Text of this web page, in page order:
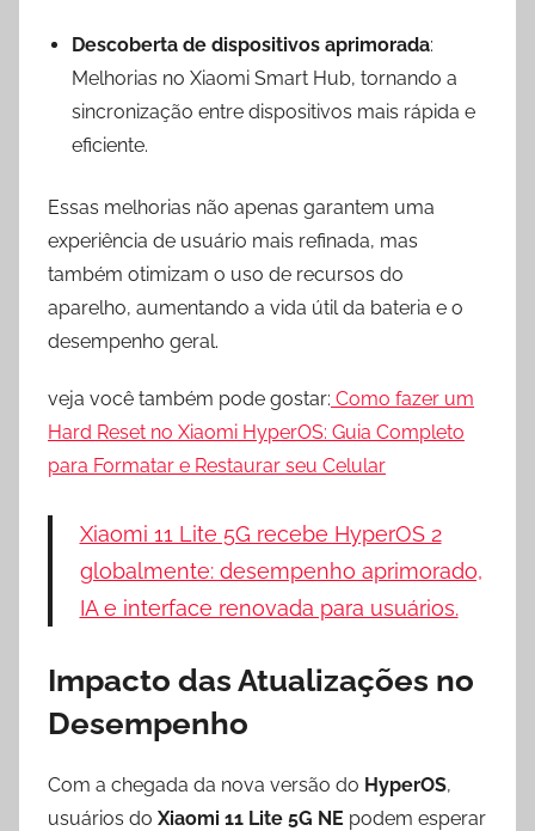
Descoberta de dispositivos aprimorada:
Melhorias no Xiaomi Smart Hub, tornando a
sincronização entre dispositivos mais rápida e
eficiente.
Essas melhorias não apenas garantem uma
experiência de usuário mais refinada, mas
também otimizam o uso de recursos do
aparelho, aumentando a vida útil da bateria e o
desempenho geral.
veja você também pode gostar: Como fazer um
Hard Reset no Xiaomi HyperOS: Guia Completo
para Formatar e Restaurar seu Celular
Xiaomi 11 Lite 5G recebe HyperOS 2
globalmente: desempenho aprimorado,
IA e interface renovada para usuários.
Impacto das Atualizações no
Desempenho
Com a chegada da nova versão do HyperOS,
usuários do Xiaomi 11 Lite 5G NE podem esperar